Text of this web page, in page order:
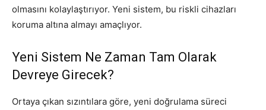
olmasını kolaylaştırıyor. Yeni sistem, bu riskli cihazları
koruma altına almayı amaçlıyor.
Yeni Sistem Ne Zaman Tam Olarak
Devreye Girecek?
Ortaya çıkan sızıntılara göre, yeni doğrulama süreci